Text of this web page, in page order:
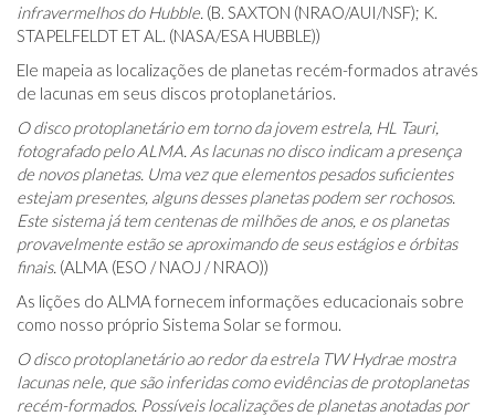
infravermelhos do Hubble. (B. SAXTON (NRAO/AUI/NSF); K.
STAPELFELDT ET AL. (NASA/ESA HUBBLE))
Ele mapeia as localizações de planetas recém-formados através
de lacunas em seus discos protoplanetários.
O disco protoplanetário em torno da jovem estrela, HL Tauri,
fotografado pelo ALMA. As lacunas no disco indicam a presença
de novos planetas. Uma vez que elementos pesados ​​suficientes
estejam presentes, alguns desses planetas podem ser rochosos.
Este sistema já tem centenas de milhões de anos, e os planetas
provavelmente estão se aproximando de seus estágios e órbitas
finais. (ALMA (ESO / NAOJ / NRAO))
As lições do ALMA fornecem informações educacionais sobre
como nosso próprio Sistema Solar se formou.
O disco protoplanetário ao redor da estrela TW Hydrae mostra
lacunas nele, que são inferidas como evidências de protoplanetas
recém-formados. Possíveis localizações de planetas anotadas por